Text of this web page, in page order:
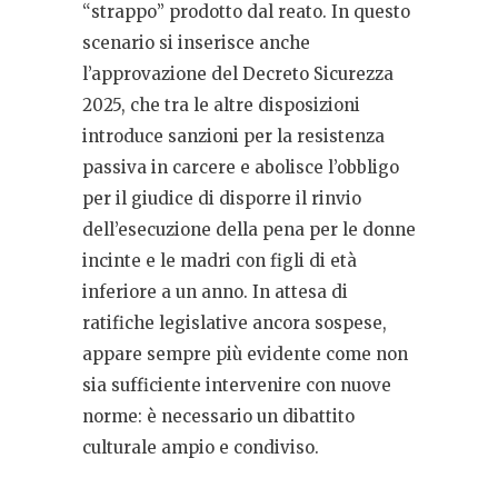
“strappo” prodotto dal reato. In questo
scenario si inserisce anche
l’approvazione del Decreto Sicurezza
2025, che tra le altre disposizioni
introduce sanzioni per la resistenza
passiva in carcere e abolisce l’obbligo
per il giudice di disporre il rinvio
dell’esecuzione della pena per le donne
incinte e le madri con figli di età
inferiore a un anno. In attesa di
ratifiche legislative ancora sospese,
appare sempre più evidente come non
sia sufficiente intervenire con nuove
norme: è necessario un dibattito
culturale ampio e condiviso.